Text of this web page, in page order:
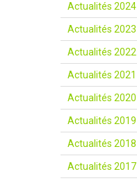
Actualités 2024
Actualités 2023
Actualités 2022
Actualités 2021
Actualités 2020
Actualités 2019
Actualités 2018
Actualités 2017